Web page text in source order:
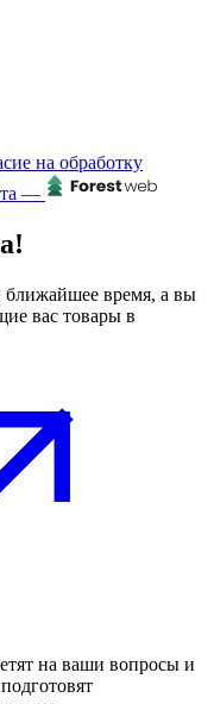
на обработку
—
ближайшее время, а вы
вас товары в
на ваши вопросы и